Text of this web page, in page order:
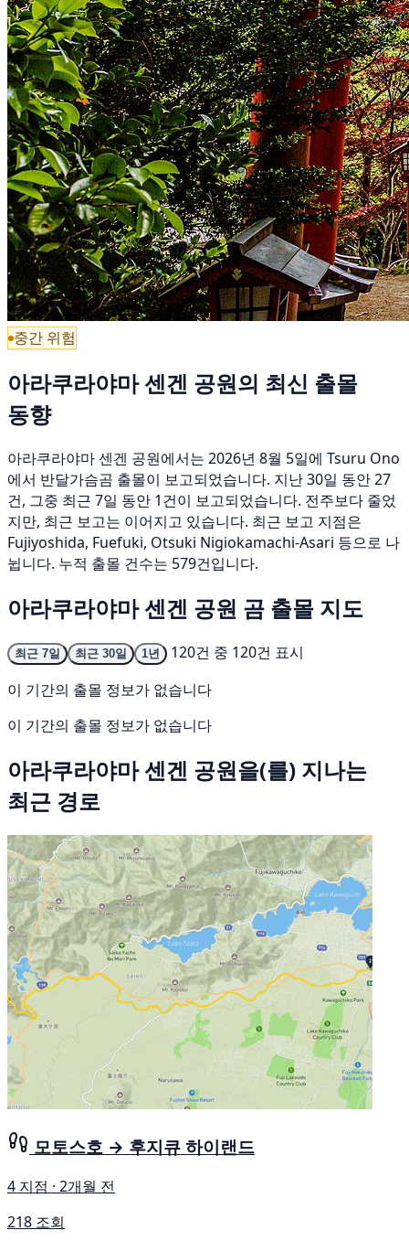
중간 위험
아라쿠라야마 센겐 공원의 최신 출몰
동향
아라쿠라야마 센겐 공원에서는 2026년 8월 5일에 Tsuru Ono
에서 반달가슴곰 출몰이 보고되었습니다. 지난 30일 동안 27
건, 그중 최근 7일 동안 1건이 보고되었습니다. 전주보다 줄었
지만, 최근 보고는 이어지고 있습니다. 최근 보고 지점은
Fujiyoshida, Fuefuki, Otsuki Nigiokamachi-Asari 등으로 나
뉩니다. 누적 출몰 건수는 579건입니다.
아라쿠라야마 센겐 공원 곰 출몰 지도
최근 7일 최근 30일 1년
120건 중 120건 표시
이 기간의 출몰 정보가 없습니다
이 기간의 출몰 정보가 없습니다
아라쿠라야마 센겐 공원을(를) 지나는
최근 경로
모토스호 → 후지큐 하이랜드
4 지점 · 2개월 전
218 조회